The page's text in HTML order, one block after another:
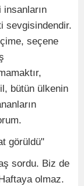
sevgisindendir.
seçene
bütün ülkenin
görüldü"
sordu. Biz de
olmaz.